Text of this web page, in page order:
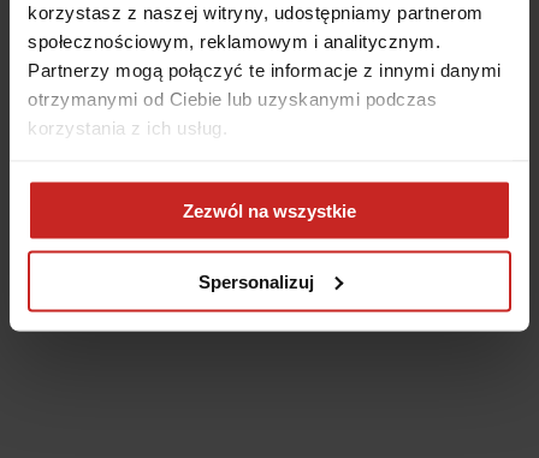
korzystasz z naszej witryny, udostępniamy partnerom
społecznościowym, reklamowym i analitycznym.
Partnerzy mogą połączyć te informacje z innymi danymi
otrzymanymi od Ciebie lub uzyskanymi podczas
korzystania z ich usług.
Zezwól na wszystkie
Spersonalizuj
browser console for more information)